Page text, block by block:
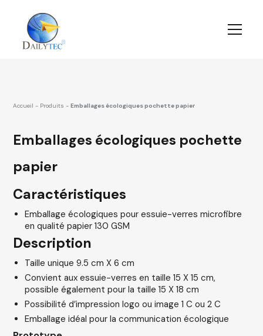
Accueil - Produits - Emballages écologiques pochette papier
Emballages écologiques pochette
papier
Caractéristiques
Emballage écologiques pour essuie-verres microfibre
en qualité papier 130 GSM
Description
Taille unique 9.5 cm X 6 cm
Convient aux essuie-verres en taille 15 X 15 cm,
possible également pour la taille 15 X 18 cm
Possibilité d’impression logo ou image 1 C ou 2 C
Emballage idéal pour la communication écologique